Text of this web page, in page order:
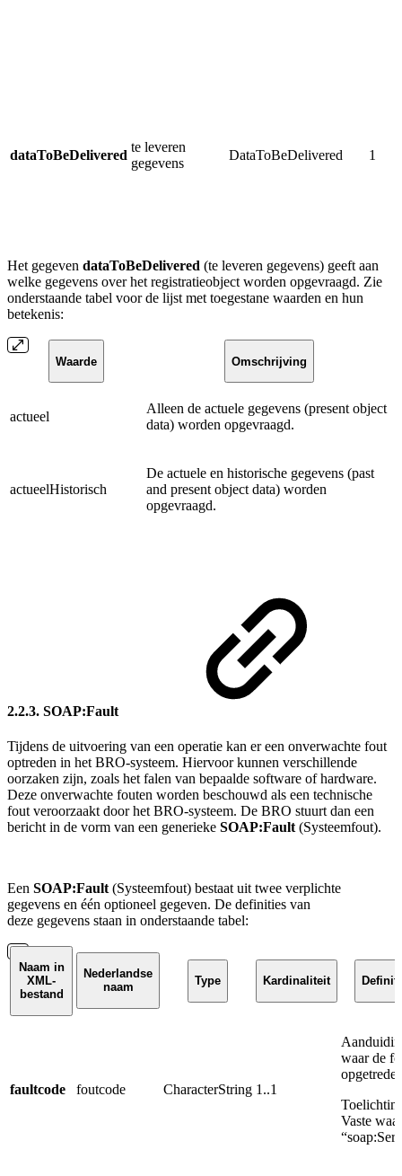
dataToBeDelivered
te leveren
gegevens
DataToBeDelivered 1
Het gegeven dataToBeDelivered (te leveren gegevens) geeft aan
welke gegevens over het registratieobject worden opgevraagd. Zie
onderstaande tabel voor de lijst met toegestane waarden en hun
betekenis:
Waarde Omschrijving
actueel
Alleen de actuele gegevens (present object
data) worden opgevraagd.
actueelHistorisch
De actuele en historische gegevens (past
and present object data) worden
opgevraagd.
2.2.3. SOAP:Fault
Tijdens de uitvoering van een operatie kan er een onverwachte fout
optreden in het BRO-systeem. Hiervoor kunnen verschillende
oorzaken zijn, zoals het falen van bepaalde software of hardware.
Deze onverwachte fouten worden beschouwd als een technische
fout veroorzaakt door het BRO-systeem. De BRO stuurt dan een
bericht in de vorm van een generieke SOAP:Fault (Systeemfout).
Een SOAP:Fault (Systeemfout) bestaat uit twee verplichte
gegevens en één optioneel gegeven. De definities van
deze gegevens staan in onderstaande tabel:
Naam in
XML-
bestand
Nederlandse
naam
Type Kardinaliteit
faultcode foutcode CharacterString 1..1
waar de
Vaste